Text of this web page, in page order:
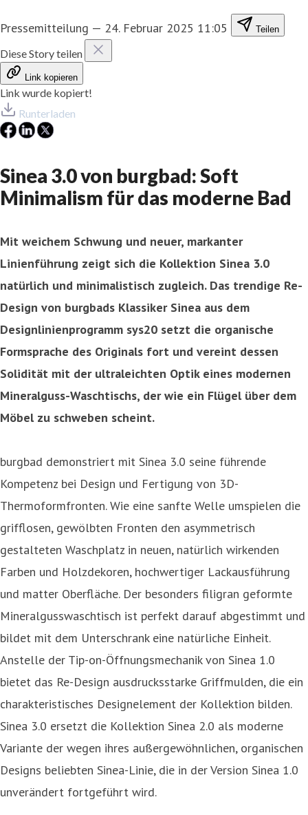
Pressemitteilung — 24. Februar 2025 11:05 Teilen
Diese Story teilen
Link kopieren
Link wurde kopiert!
Runterladen
Sinea 3.0 von burgbad: Soft
Minimalism für das moderne Bad
Mit weichem Schwung und neuer, markanter
Linienführung zeigt sich die Kollektion Sinea 3.0
natürlich und minimalistisch zugleich. Das trendige Re-
Design von burgbads Klassiker Sinea aus dem
Designlinienprogramm sys20 setzt die organische
Formsprache des Originals fort und vereint dessen
Solidität mit der ultraleichten Optik eines modernen
Mineralguss-Waschtischs, der wie ein Flügel über dem
Möbel zu schweben scheint.
burgbad demonstriert mit Sinea 3.0 seine führende
Kompetenz bei Design und Fertigung von 3D-
Thermoformfronten. Wie eine sanfte Welle umspielen die
grifflosen, gewölbten Fronten den asymmetrisch
gestalteten Waschplatz in neuen, natürlich wirkenden
Farben und Holzdekoren, hochwertiger Lackausführung
und matter Oberfläche. Der besonders filigran geformte
Mineralgusswaschtisch ist perfekt darauf abgestimmt und
bildet mit dem Unterschrank eine natürliche Einheit.
Anstelle der Tip-on-Öffnungsmechanik von Sinea 1.0
bietet das Re-Design ausdrucksstarke Griffmulden, die ein
charakteristisches Designelement der Kollektion bilden.
Sinea 3.0 ersetzt die Kollektion Sinea 2.0 als moderne
Variante der wegen ihres außergewöhnlichen, organischen
Designs beliebten Sinea-Linie, die in der Version Sinea 1.0
unverändert fortgeführt wird.